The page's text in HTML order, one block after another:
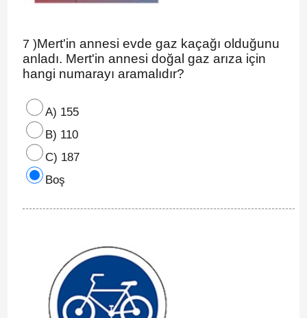
7 )Mert'in annesi evde gaz kaçağı olduğunu
anladı. Mert'in annesi doğal gaz arıza için
hangi numarayı aramalıdır?
A) 155
B) 110
C) 187
Boş